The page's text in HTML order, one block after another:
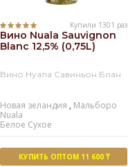
Купили 1301 раз
Вино Nuala Sauvignon
Blanc 12,5% (0,75L)
Вино Нуала Савиньон Блан
Новая зеландия , Мальборо
Nuala
Белое Сухое
КУПИТЬ ОПТОМ 11 600 ₸